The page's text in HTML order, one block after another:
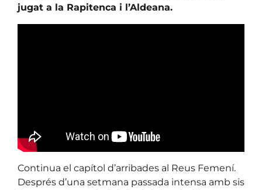
jugat a la Rapitenca i l’Aldeana.
Continua el capítol d’arribades al Reus Femení.
Després d’una setmana passada intensa amb sis